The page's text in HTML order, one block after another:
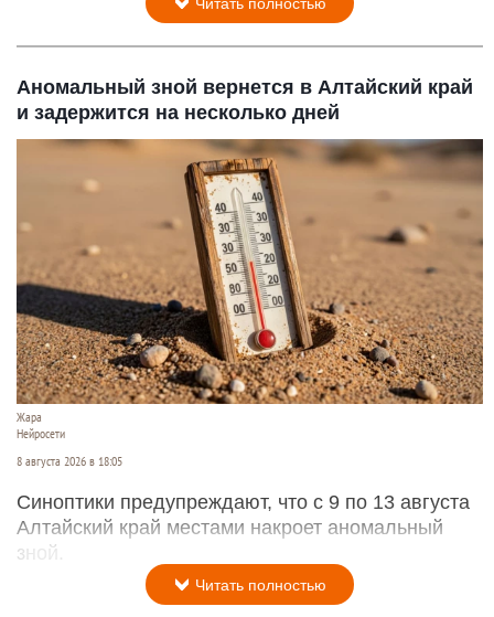
Аномальный зной вернется в Алтайский край
и задержится на несколько дней
Жара
Нейросети
8 августа 2026 в 18:05
Синоптики предупреждают, что с 9 по 13 августа
Алтайский край местами накроет аномальный
зной.
Читать полностью